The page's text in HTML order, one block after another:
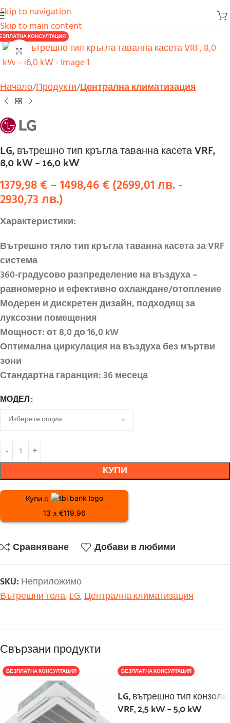
Skip to navigation
Skip to main content
КОНСУЛТАЦИЯ
Увеличи
Начало Продукти Централна климатизация
LG, вътрешно тип кръгла таванна касета VRF,
8,0 kW – 16,0 kW
1379,98€–1498,46€(2699,01лв.-
2930,73лв.)
Характеристики:
Вътрешно тяло тип кръгла таванна касета за VRF
система
360-градусово разпределение на въздуха –
равномерно и ефективно охлаждане/отопление
Модерен и дискретен дизайн, подходящ за
луксозни помещения
Мощност: от 8,0 до 16,0 kW
Оптимална циркулация на въздуха без мъртви
зони
Стандартна гаранция: 36 месеца
МОДЕЛ
КУПИ
Купи с
13 x €119.96
Сравняване Добави в любими
SKU: Неприложимо
Вътрешни тела,LG,Централна климатизация
Свързани продукти
БЕЗПЛАТНА КОНСУЛТАЦИЯ БЕЗПЛАТНА КОНСУЛТАЦИЯ
LG, вътрешно тип конзола
VRF, 2,5 kW – 5,0 kW